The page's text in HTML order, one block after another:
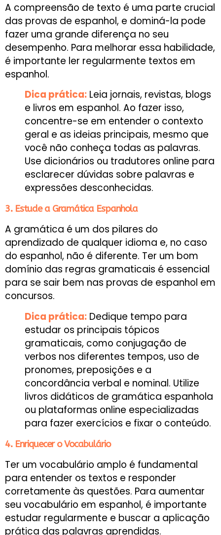
A compreensão de texto é uma parte crucial
das provas de espanhol, e dominá-la pode
fazer uma grande diferença no seu
desempenho. Para melhorar essa habilidade,
é importante ler regularmente textos em
espanhol.
Dica prática: Leia jornais, revistas, blogs
e livros em espanhol. Ao fazer isso,
concentre-se em entender o contexto
geral e as ideias principais, mesmo que
você não conheça todas as palavras.
Use dicionários ou tradutores online para
esclarecer dúvidas sobre palavras e
expressões desconhecidas.
3. Estude a Gramática Espanhola
A gramática é um dos pilares do
aprendizado de qualquer idioma e, no caso
do espanhol, não é diferente. Ter um bom
domínio das regras gramaticais é essencial
para se sair bem nas provas de espanhol em
concursos.
Dica prática: Dedique tempo para
estudar os principais tópicos
gramaticais, como conjugação de
verbos nos diferentes tempos, uso de
pronomes, preposições e a
concordância verbal e nominal. Utilize
livros didáticos de gramática espanhola
ou plataformas online especializadas
para fazer exercícios e fixar o conteúdo.
4. Enriquecer o Vocabulário
Ter um vocabulário amplo é fundamental
para entender os textos e responder
corretamente às questões. Para aumentar
seu vocabulário em espanhol, é importante
estudar regularmente e buscar a aplicação
prática das palavras aprendidas.